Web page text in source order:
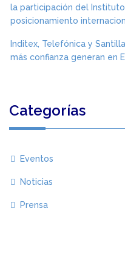
la participación del
posicionamiento
Inditex, Telefónica y
más confianza generan en
Categorías
Eventos
Noticias
Prensa